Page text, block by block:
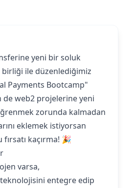
yeni bir soluk
birliği ile düzenlediğimiz
Payments Bootcamp"
de web2 projelerine yeni
zorunda kalmadan
eklemek istiyorsan
kaçırma! 🎉
varsa,
entegre edip